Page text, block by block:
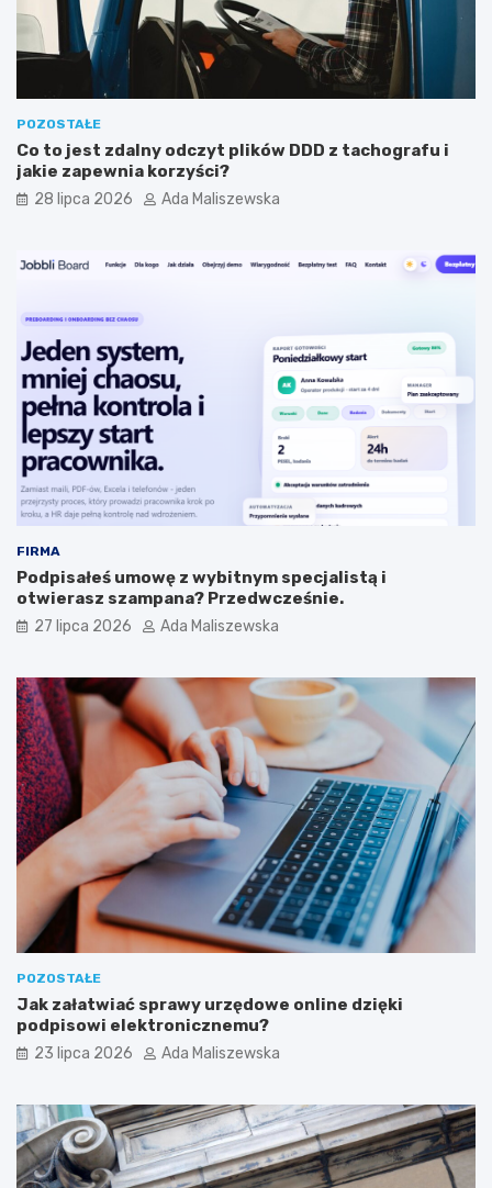
m
?
POZOSTAŁE
Co to jest zdalny odczyt plików DDD z tachografu i
jakie zapewnia korzyści?
28 lipca 2026 Ada Maliszewska
FIRMA
Podpisałeś umowę z wybitnym specjalistą i
otwierasz szampana? Przedwcześnie.
27 lipca 2026 Ada Maliszewska
POZOSTAŁE
Jak załatwiać sprawy urzędowe online dzięki
podpisowi elektronicznemu?
23 lipca 2026 Ada Maliszewska